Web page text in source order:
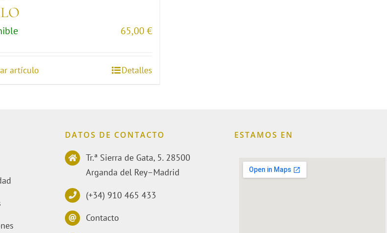
65,00€
artículo Detalles
DATOS DE CONTACTO
Tr.ª Sierra de Gata, 5. 28500
Arganda del Rey–Madrid
(+34) 910 465 433
Contacto
ESTAMOS EN